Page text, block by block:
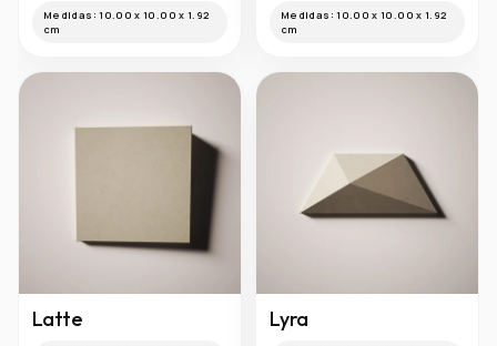
Medidas:10.00 x 10.00 x 1.92
cm
Medidas:10.00 x 10.00 x 1.92
cm
Latte Lyra